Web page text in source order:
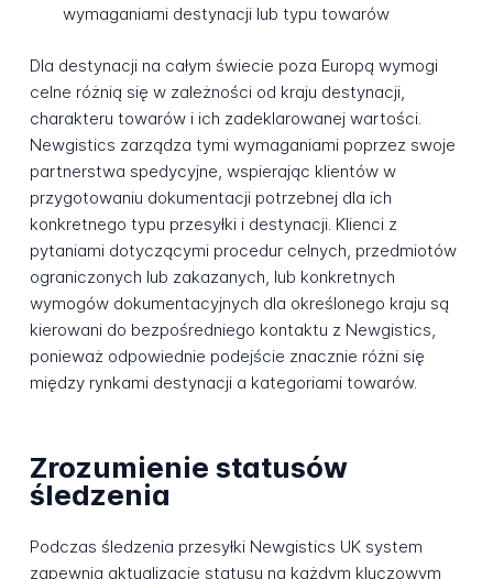
wymaganiami destynacji lub typu towarów
Dla destynacji na całym świecie poza Europą wymogi
celne różnią się w zależności od kraju destynacji,
charakteru towarów i ich zadeklarowanej wartości.
Newgistics zarządza tymi wymaganiami poprzez swoje
partnerstwa spedycyjne, wspierając klientów w
przygotowaniu dokumentacji potrzebnej dla ich
konkretnego typu przesyłki i destynacji. Klienci z
pytaniami dotyczącymi procedur celnych, przedmiotów
ograniczonych lub zakazanych, lub konkretnych
wymogów dokumentacyjnych dla określonego kraju są
kierowani do bezpośredniego kontaktu z Newgistics,
ponieważ odpowiednie podejście znacznie różni się
między rynkami destynacji a kategoriami towarów.
Zrozumienie statusów
śledzenia
Podczas śledzenia przesyłki Newgistics UK system
zapewnia aktualizacje statusu na każdym kluczowym